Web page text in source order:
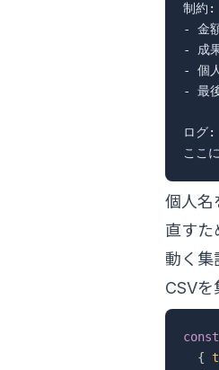
制約:
- 金
- 成
- 個
- 最
ログ:
個人名
直すた
動く集
CSVを
const
{